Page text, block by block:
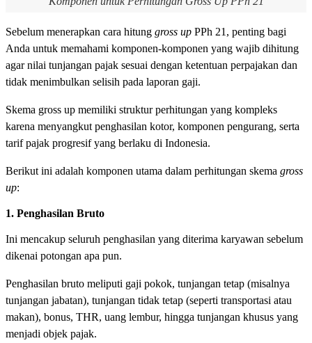
Sebelum menerapkan cara hitung gross up PPh 21, penting bagi
Anda untuk memahami komponen-komponen yang wajib dihitung
agar nilai tunjangan pajak sesuai dengan ketentuan perpajakan dan
tidak menimbulkan selisih pada laporan gaji.
Skema gross up memiliki struktur perhitungan yang kompleks
karena menyangkut penghasilan kotor, komponen pengurang, serta
tarif pajak progresif yang berlaku di Indonesia.
Berikut ini adalah komponen utama dalam perhitungan skema gross
up:
1. Penghasilan Bruto
Ini mencakup seluruh penghasilan yang diterima karyawan sebelum
dikenai potongan apa pun.
Penghasilan bruto meliputi gaji pokok, tunjangan tetap (misalnya
tunjangan jabatan), tunjangan tidak tetap (seperti transportasi atau
makan), bonus, THR, uang lembur, hingga tunjangan khusus yang
menjadi objek pajak.